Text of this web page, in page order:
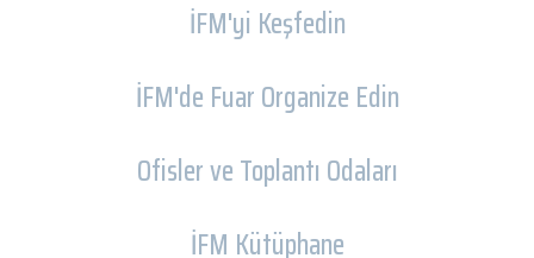
İFM'yi Keşfedin
İFM'de Fuar Organize Edin
Ofisler ve Toplantı Odaları
İFM Kütüphane